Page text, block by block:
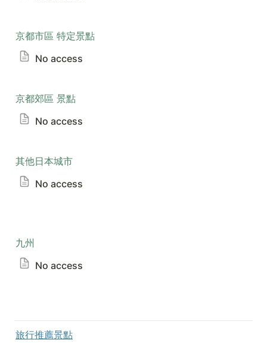
京都市區 特定景點
No access
京都郊區 景點
No access
其他日本城市
No access
九州
No access
旅行推薦景點